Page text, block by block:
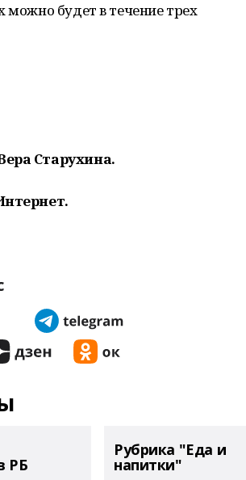
можно будет в течение трех
Старухина.
РБ
Рубрика "Еда и
напитки"